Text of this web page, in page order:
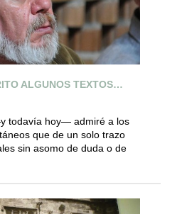
ALGUNOS TEXTOS…
todavía hoy— admiré a los
que de un solo trazo
sin asomo de duda o de